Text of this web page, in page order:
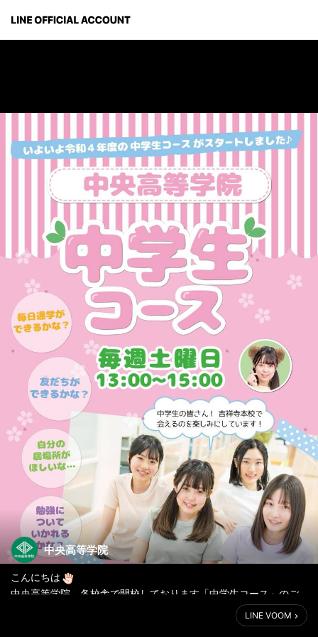
中央高等学院
こんにちは
中央高等学院 各校舎で開校しております「中学生コース」のご
小・中学校の復習や、コミュニケーションの練習、心の準備体操
LINE VOOM